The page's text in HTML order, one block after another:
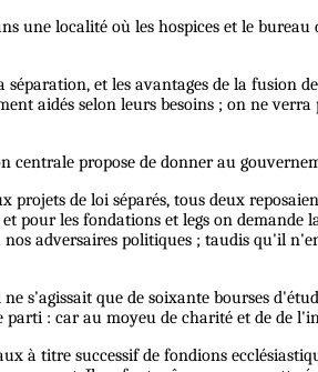
une localité où les hospices et le
séparation, et les avantages de la
aidés selon leurs besoins ; on ne
centrale propose de donner au
projets de loi séparés, tous deux
pour les fondations et legs on
adversaires politiques ; taudis qu'il
s'agissait que de soixante bourses
: car au moyeu de charité et de de
à titre successif de fondions